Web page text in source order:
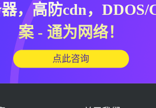
，高防cdn，DDOS/
案 - 通为网络！
点此咨询